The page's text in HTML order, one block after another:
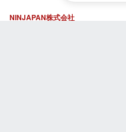
NINJAPAN株式会社